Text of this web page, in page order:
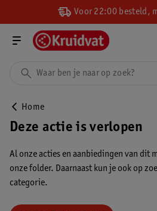
Voor 22:00 besteld,
Home
Deze actie is verlopen
Al onze acties en aanbiedingen van dit
onze folder. Daarnaast kun je ook op
categorie.